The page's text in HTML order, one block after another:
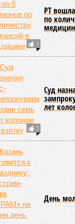
1
РТ
по
1
Суд
лет
День